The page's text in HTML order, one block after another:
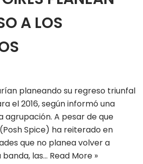
A LOS
planeando su regreso triunfal
el 2016, según informó una
agrupación. A pesar de que
Spice) ha reiterado en
que no planea volver a
las… Read More »